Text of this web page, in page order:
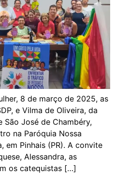
8 de março de 2025, as
e Vilma de Oliveira, da
São José de Chambéry,
na Paróquia Nossa
em Pinhais (PR). A convite
Alessandra, as
os catequistas […]